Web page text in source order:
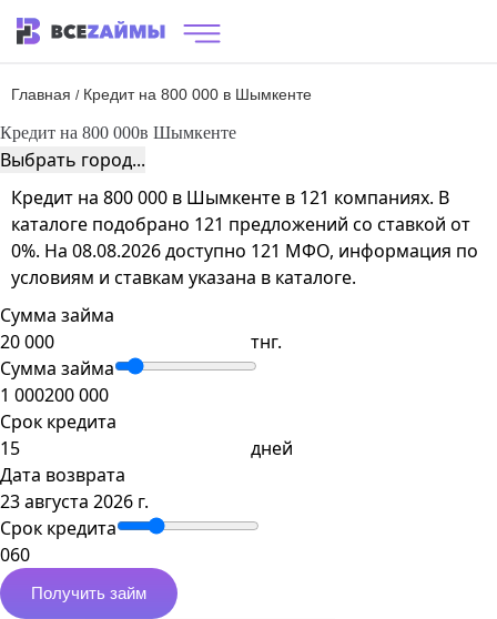
Главная / Кредит на 800 000 в Шымкенте
Кредит на 800 000в Шымкенте
Выбрать город...
Кредит на 800 000 в Шымкенте в 121 компаниях. В
каталоге подобрано 121 предложений со ставкой от
0%. На 08.08.2026 доступно 121 МФО, информация по
условиям и ставкам указана в каталоге.
Сумма займа
тнг.
Сумма займа
1 000200 000
Срок кредита
дней
Дата возврата
23 августа 2026 г.
Срок кредита
060
Получить займ